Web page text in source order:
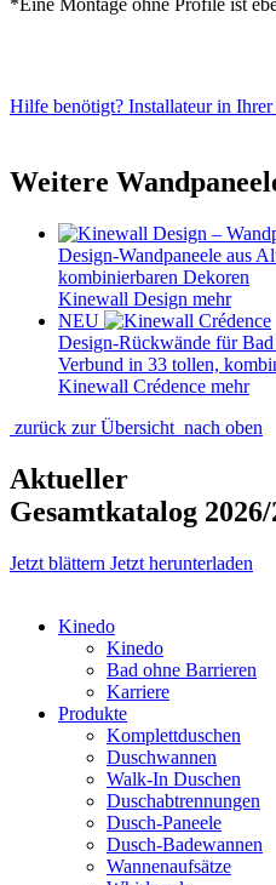
*Eine Montage ohne Profile ist
Hilfe benötigt? Installateur in
Weitere
Design-Wandpaneele aus
kombinierbaren Dekoren
Kinewall Design mehr
NEU
Design-Rückwände für
Verbund in 33 tollen,
Kinewall Crédence mehr
zurück zur Übersicht nach oben
Aktueller
Gesamtkatalog 2026/
Jetzt blättern Jetzt herunterladen
Kinedo
Kinedo
Bad ohne Barrieren
Karriere
Produkte
Komplettduschen
Duschwannen
Walk-In Duschen
Duschabtrennungen
Dusch-Paneele
Dusch-Badewannen
Wannenaufsätze